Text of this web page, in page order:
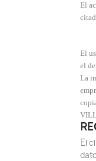
El
El
el
La
El